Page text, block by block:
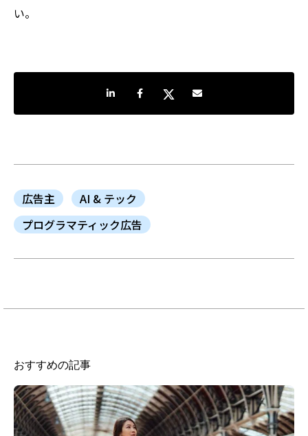
い。
LinkedInで共有Facebookでシェア
TwitterでシェアShare by e-mail
広告主
AI & テック
プログラマティック広告
おすすめの記事